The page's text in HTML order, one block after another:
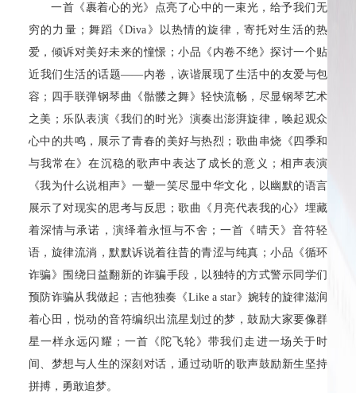
一首《裹着心的光》点亮了心中的一束光，给予我们无
穷的力量；舞蹈《Diva》以热情的旋律，寄托对生活的热
爱，倾诉对美好未来的憧憬；小品《内卷不绝》探讨一个贴
近我们生活的话题——内卷，诙谐展现了生活中的友爱与包
容；四手联弹钢琴曲《骷髅之舞》轻快流畅，尽显钢琴艺术
之美；乐队表演《我们的时光》演奏出澎湃旋律，唤起观众
心中的共鸣，展示了青春的美好与热烈；歌曲串烧《四季和
与我常在》在沉稳的歌声中表达了成长的意义；相声表演
《我为什么说相声》一颦一笑尽显中华文化，以幽默的语言
展示了对现实的思考与反思；歌曲《月亮代表我的心》埋藏
着深情与承诺，演绎着永恒与不舍；一首《晴天》音符轻
语，旋律流淌，默默诉说着往昔的青涩与纯真；小品《循环
诈骗》围绕日益翻新的诈骗手段，以独特的方式警示同学们
预防诈骗从我做起；吉他独奏《Like a star》婉转的旋律滋润
着心田，悦动的音符编织出流星划过的梦，鼓励大家要像群
星一样永远闪耀；一首《陀飞轮》带我们走进一场关于时
间、梦想与人生的深刻对话，通过动听的歌声鼓励新生坚持
拼搏，勇敢追梦。